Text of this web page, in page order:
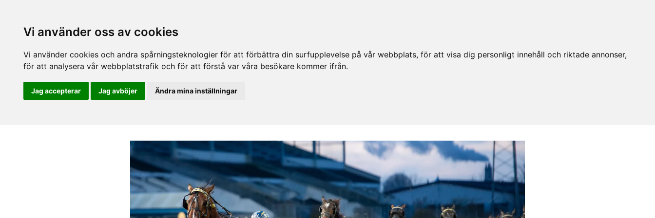
Vi använder oss av cookies
Vi använder cookies och andra spårningsteknologier för att förbättra din surfupplevelse på vår webbplats, för att visa dig personligt innehåll och riktade annonser,
för att analysera vår webbplatstrafik och för att förstå var våra besökare kommer ifrån.
Jag accepterar Jag avböjer Ändra mina inställningar